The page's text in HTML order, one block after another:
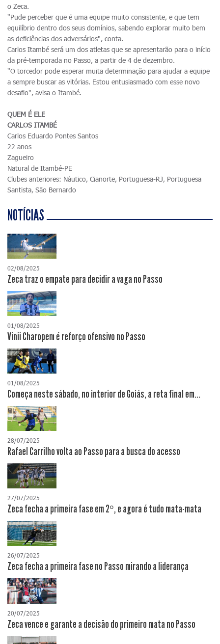
o Zeca.
"Pude perceber que é uma equipe muito consistente, e que tem
equilíbrio dentro dos seus domínios, sabendo explorar muito bem
as deficiências dos adversários", conta.
Carlos Itambé será um dos atletas que se apresentarão para o início
da pré-temporada no Passo, a partir de 4 de dezembro.
"O torcedor pode esperar muita determinação para ajudar a equipe
a sempre buscar as vitórias. Estou entusiasmado com esse novo
desafio", avisa o Itambé.
QUEM É ELE
CARLOS ITAMBÉ
Carlos Eduardo Pontes Santos
22 anos
Zagueiro
Natural de Itambé-PE
Clubes anteriores: Náutico, Cianorte, Portuguesa-RJ, Portuguesa
Santista, São Bernardo
NOTÍCIAS
02/08/2025
Zeca traz o empate para decidir a vaga no Passo
01/08/2025
Vinii Charopem é reforço ofensivo no Passo
01/08/2025
Começa neste sábado, no interior de Goiás, a reta final em...
28/07/2025
Rafael Carrilho volta ao Passo para a busca do acesso
27/07/2025
Zeca fecha a primeira fase em 2°, e agora é tudo mata-mata
26/07/2025
Zeca fecha a primeira fase no Passo mirando a liderança
20/07/2025
Zeca vence e garante a decisão do primeiro mata no Passo